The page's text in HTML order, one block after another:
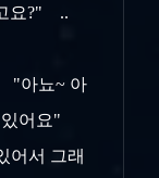
요?" ..
"아뇨~ 아
어요"
어서 그래